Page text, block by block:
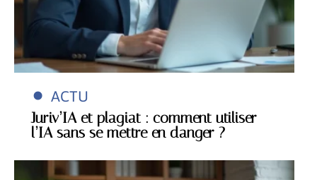
ACTU
Juriv’IA et plagiat : comment utiliser
l’IA sans se mettre en danger ?